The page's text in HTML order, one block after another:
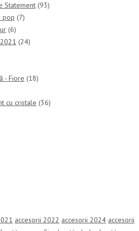
Statement (93)
pop (7)
(6)
(24)
- Fiore (18)
cu cristale (36)
accesorii 2022 accesorii 2024 accesorii